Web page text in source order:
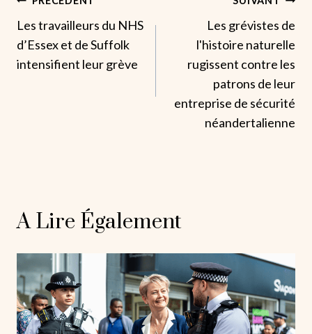
De
L’article
Les travailleurs du NHS
d’Essex et de Suffolk
intensifient leur grève
Les grévistes de
l'histoire naturelle
rugissent contre les
patrons de leur
entreprise de sécurité
néandertalienne
A Lire Également